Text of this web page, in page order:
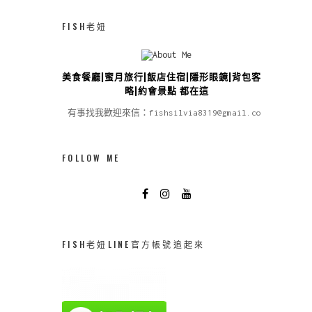
FISH老妞
美食餐廳|蜜月旅行|飯店住宿|隱形眼鏡|背包客攻
略|約會景點 都在這
有事找我歡迎來信：fishsilvia8319@gmail.com
FOLLOW ME
FISH老妞LINE官方帳號追起來